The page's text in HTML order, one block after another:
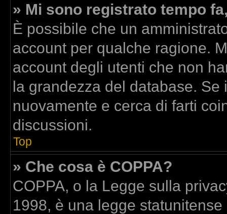
» Mi sono registrato tempo
È possibile che un
account per qualche ragione.
account degli utenti che non
la grandezza del database. Se
nuovamente e cerca di farti
discussioni.
Top
» Che cosa è COPPA?
COPPA, o la Legge sulla
1998, è una legge